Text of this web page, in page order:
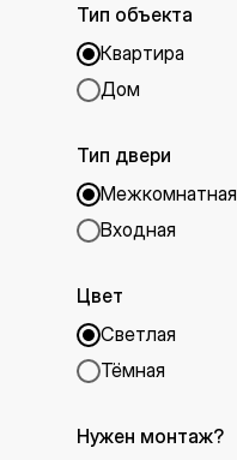
Тип объекта
Квартира
Дом
Тип двери
Межкомнатная
Входная
Цвет
Светлая
Тёмная
Нужен монтаж?